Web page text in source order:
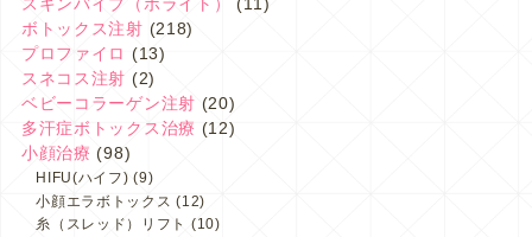
ボトックス注射 (218)
プロファイロ (13)
スネコス注射 (2)
ベビーコラーゲン注射 (20)
多汗症ボトックス治療 (12)
小顔治療 (98)
HIFU(ハイフ) (9)
小顔エラボトックス (12)
糸（スレッド）リフト (10)